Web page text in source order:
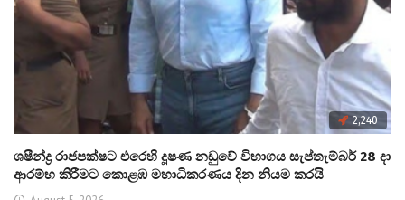
2,240
ශෂීන්ද්‍ර රාජපක්ෂට එරෙහි දූෂණ නඩුවේ විභාගය සැප්තැම්බර් 28 දා
ආරම්භ කිරීමට කොළඹ මහාධිකරණය දින නියම කරයි